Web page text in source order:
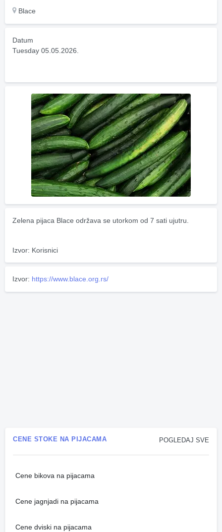
Blace
Datum
Tuesday 05.05.2026.
Zelena pijaca Blace održava se utorkom od 7 sati ujutru.
Izvor: Korisnici
Izvor: https://www.blace.org.rs/
POGLEDAJ SVE
CENE STOKE NA PIJACAMA
Cene bikova na pijacama
Cene jagnjadi na pijacama
Cene dviski na pijacama